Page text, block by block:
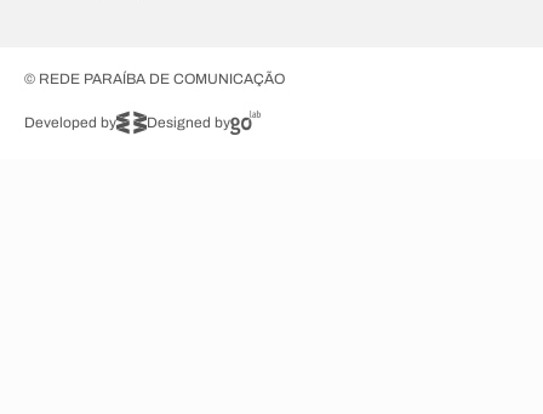
© REDE PARAÍBA DE COMUNICAÇÃO
Developed by Designed by